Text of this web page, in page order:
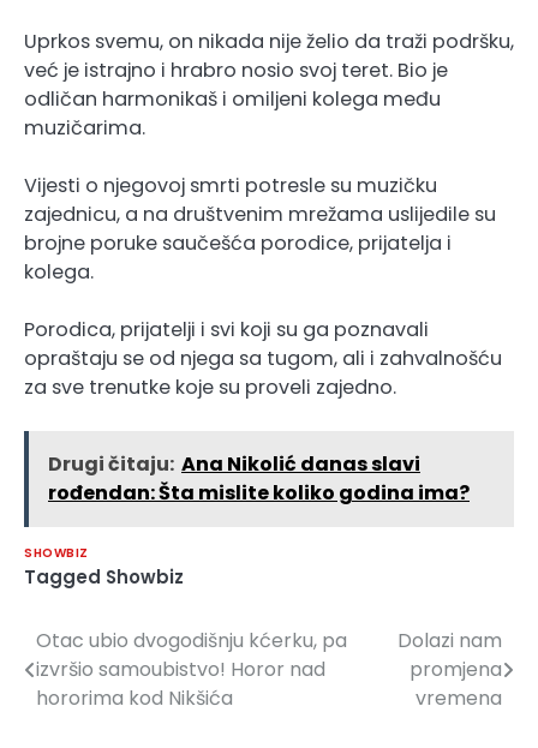
Uprkos svemu, on nikada nije želio da traži podršku,
već je istrajno i hrabro nosio svoj teret. Bio je
odličan harmonikaš i omiljeni kolega među
muzičarima.
Vijesti o njegovoj smrti potresle su muzičku
zajednicu, a na društvenim mrežama uslijedile su
brojne poruke saučešća porodice, prijatelja i
kolega.
Porodica, prijatelji i svi koji su ga poznavali
opraštaju se od njega sa tugom, ali i zahvalnošću
za sve trenutke koje su proveli zajedno.
Drugi čitaju: Ana Nikolić danas slavi
rođendan: Šta mislite koliko godina ima?
SHOWBIZ
Tagged Showbiz
Navigacija
članaka
Otac ubio dvogodišnju kćerku, pa
izvršio samoubistvo! Horor nad
hororima kod Nikšića
Dolazi nam
promjena
vremena